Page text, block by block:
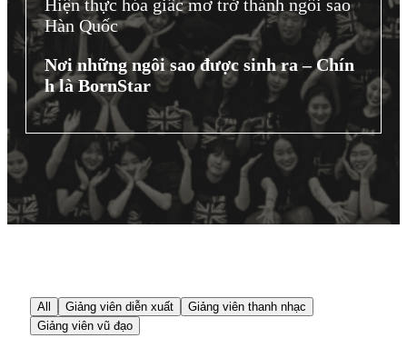
Hiện thực hóa giấc mơ trở thành ngôi sao
Hàn Quốc
Nơi những ngôi sao được sinh ra – Chín
h là BornStar
All Giảng viên diễn xuất
Giảng viên thanh nhạc
Giảng viên vũ đạo